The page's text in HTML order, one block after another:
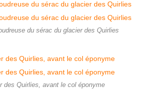
du sérac du glacier des Quirlies
des Quirlies, avant le col éponyme